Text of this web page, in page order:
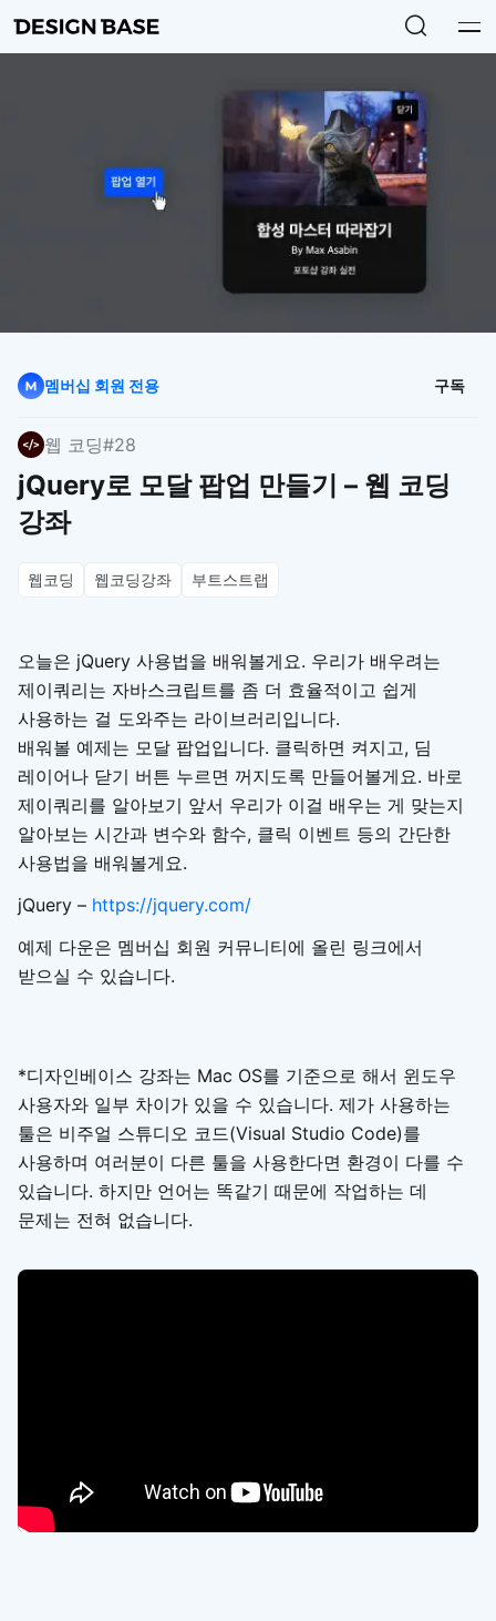
멤버십 회원 전용 구독
웹 코딩#28
jQuery로 모달 팝업 만들기 – 웹 코딩
강좌
웹코딩 웹코딩강좌 부트스트랩
오늘은 jQuery 사용법을 배워볼게요. 우리가 배우려는
제이쿼리는 자바스크립트를 좀 더 효율적이고 쉽게
사용하는 걸 도와주는 라이브러리입니다.
배워볼 예제는 모달 팝업입니다. 클릭하면 켜지고, 딤
레이어나 닫기 버튼 누르면 꺼지도록 만들어볼게요. 바로
제이쿼리를 알아보기 앞서 우리가 이걸 배우는 게 맞는지
알아보는 시간과 변수와 함수, 클릭 이벤트 등의 간단한
사용법을 배워볼게요.
jQuery – https://jquery.com/
예제 다운은 멤버십 회원 커뮤니티에 올린 링크에서
받으실 수 있습니다.
*디자인베이스 강좌는 Mac OS를 기준으로 해서 윈도우
사용자와 일부 차이가 있을 수 있습니다. 제가 사용하는
툴은 비주얼 스튜디오 코드(Visual Studio Code)를
사용하며 여러분이 다른 툴을 사용한다면 환경이 다를 수
있습니다. 하지만 언어는 똑같기 때문에 작업하는 데
문제는 전혀 없습니다.